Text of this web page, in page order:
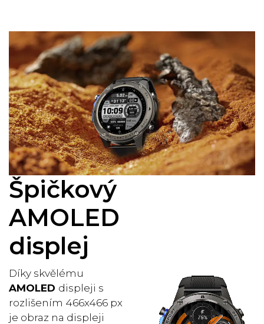
Špičkový
AMOLED
displej
Díky skvělému
AMOLED displeji s
rozlišením 466x466 px
je obraz na displeji